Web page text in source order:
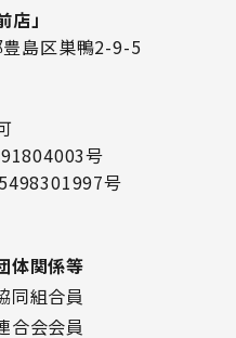
」
島区巣鴨2-9-5
号
号
体関係等
同組合員
合会会員